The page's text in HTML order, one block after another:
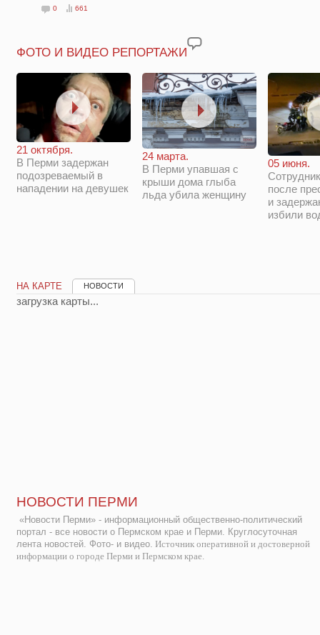
0 661
ФОТО И ВИДЕО РЕПОРТАЖИ
21 октября.
В Перми задержан
подозреваемый в
нападении на девушек
24 марта.
В Перми упавшая с
крыши дома глыба
льда убила женщину
05 июня.
после
и
избили
НА КАРТЕ НОВОСТИ
загрузка карты...
НОВОСТИ ПЕРМИ
«Новости Перми» - информационный общественно-политический
портал - все новости о Пермском крае и Перми. Круглосуточная
лента новостей. Фото- и видео. Источник оперативной и достоверной
информации о городе Перми и Пермском крае.